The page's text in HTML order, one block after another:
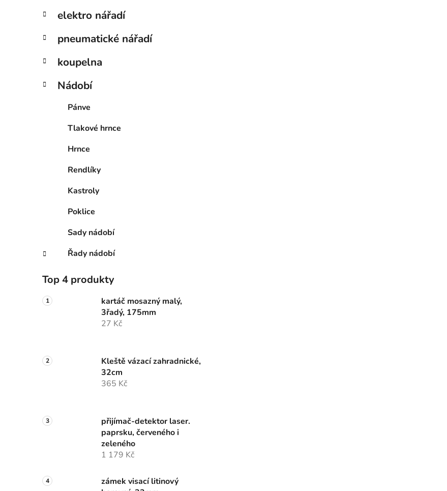
elektro nářadí
pneumatické nářadí
koupelna
Nádobí
Pánve
Tlakové hrnce
Hrnce
Rendlíky
Kastroly
Poklice
Sady nádobí
Řady nádobí
Top 4 produkty
kartáč mosazný malý,
3řadý, 175mm
27 Kč
Kleště vázací zahradnické,
32cm
365 Kč
přijímač-detektor laser.
paprsku, červeného i
zeleného
1 179 Kč
zámek visací litinový